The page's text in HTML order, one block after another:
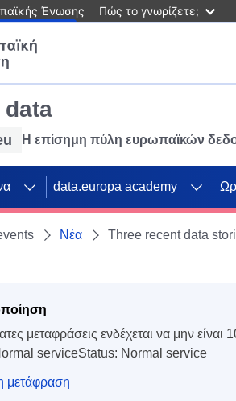
Ένωσης Πώς το γνωρίζετε;
data
Η επίσημη πύλη ευρωπαϊκών
data.europa academy
Νέα Three recent data
μεταφράσεις ενδέχεται να μην είναι
serviceStatus: Normal service
μετάφραση